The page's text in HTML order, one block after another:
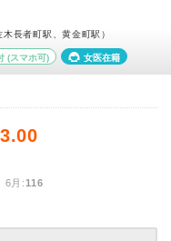
長者町駅、黄金町駅）
(スマホ可) 女医在籍
3.00
月:116